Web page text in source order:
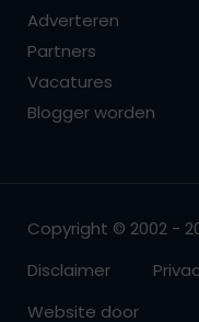
Adverteren
Partners
Vacatures
Blogger worden
Copyright © 2002 -
Disclaimer
Website door